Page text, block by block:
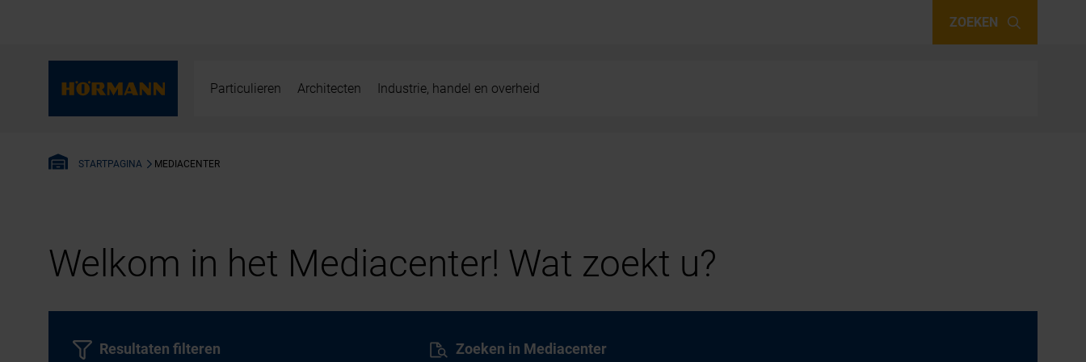
ZOEKEN
Particulieren Architecten Industrie, handel en overheid
STARTPAGINA MEDIACENTER
Welkom in het Mediacenter! Wat zoekt u?
Zoeken in Mediacenter
Resultaten filteren